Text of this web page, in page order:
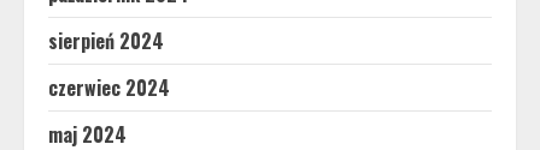
sierpień 2024
czerwiec 2024
maj 2024